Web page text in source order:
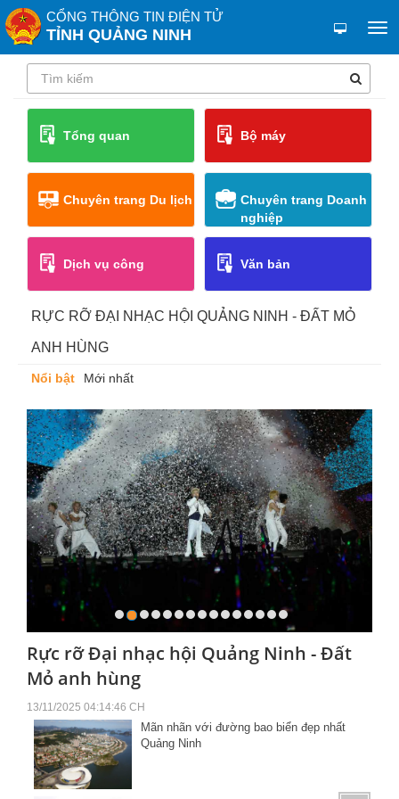
CỔNG THÔNG TIN ĐIỆN TỬ
TỈNH QUẢNG NINH
Tổng quan Bộ máy
Chuyên trang Du lịch
Chuyên trang Doanh
nghiệp
Dịch vụ công Văn bản
RỰC RỠ ĐẠI NHẠC HỘI QUẢNG NINH - ĐẤT MỎ
ANH HÙNG
Nổi bật Mới nhất
Rực rỡ Đại nhạc hội Quảng Ninh - Đất
Mỏ anh hùng
13/11/2025 04:14:46 CH
Mãn nhãn với đường bao biển đẹp nhất
Quảng Ninh